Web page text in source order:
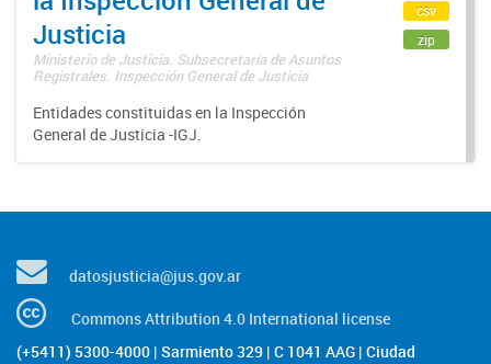
Justicia
Ministerio de Justicia. Subsecretaría de Asuntos
Registrales. Inspección General de Justicia
Entidades constituidas en la Inspección
General de Justicia -IGJ.
csv
zip
datosjusticia@jus.gov.ar
Commons Attribution 4.0 International license
(+5411) 5300-4000 | Sarmiento 329 | C 1041 AAG | Ciudad